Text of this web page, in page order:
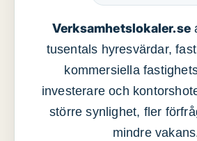
Verksamhetslokaler.se
tusentals hyresvärdar,
kommersiella
investerare och
större synlighet, fler
mindre